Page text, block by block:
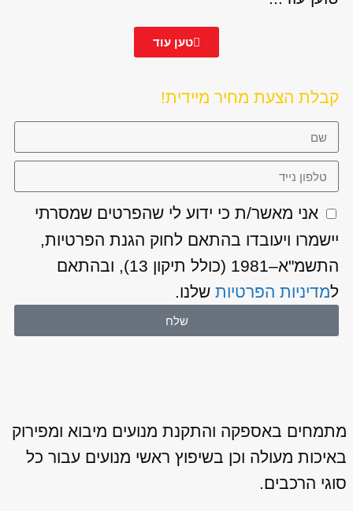
טען עוד
קבלת הצעת מחיר מיידית!
אני מאשר/ת כי ידוע לי שהפרטים שמסרתי
יישמרו ויעובדו בהתאם לחוק הגנת הפרטיות,
התשמ"א–1981 (כולל תיקון 13), ובהתאם
למדיניות הפרטיותשלנו.
שלח
מתמחים באספקה והתקנת מנועים מיבוא ומפירוק
באיכות מעולה וכן בשיפוץ ראשי מנועים עבור כל
סוגי הרכבים.